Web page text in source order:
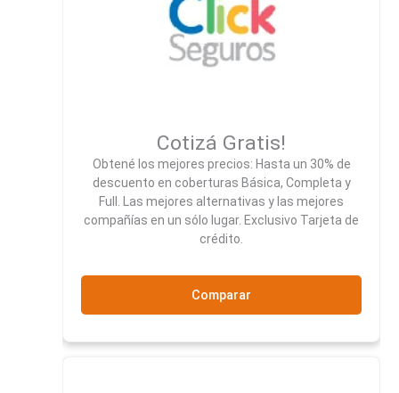
Cotizá Gratis!
Obtené los mejores precios: Hasta un 30% de
descuento en coberturas Básica, Completa y
Full. Las mejores alternativas y las mejores
compañías en un sólo lugar. Exclusivo Tarjeta de
crédito.
Comparar